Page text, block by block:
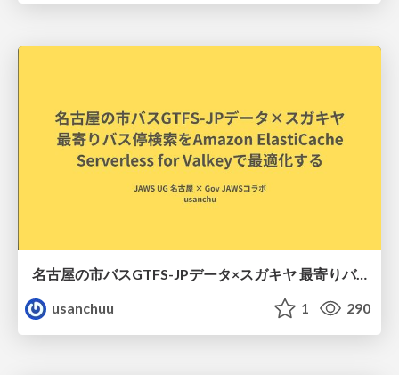
名古屋の市バスGTFS-JPデータ×スガキヤ 最寄りバス停検索をAmazon ElastiCache Serverless for Valkeyで最適化する
usanchuu
1 290